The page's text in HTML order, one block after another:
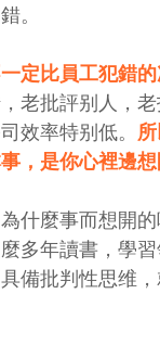
。
定比員工犯錯的
老批評别人，
效率特别低。
，是你心裡邊想
什麼事而想開
多年讀書，學
備批判性思维